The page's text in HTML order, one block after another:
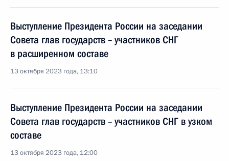
Выступление Президента России на заседании
Совета глав государств – участников СНГ
в расширенном составе
13 октября 2023 года, 13:10
Выступление Президента России на заседании
Совета глав государств – участников СНГ в узком
составе
13 октября 2023 года, 12:00